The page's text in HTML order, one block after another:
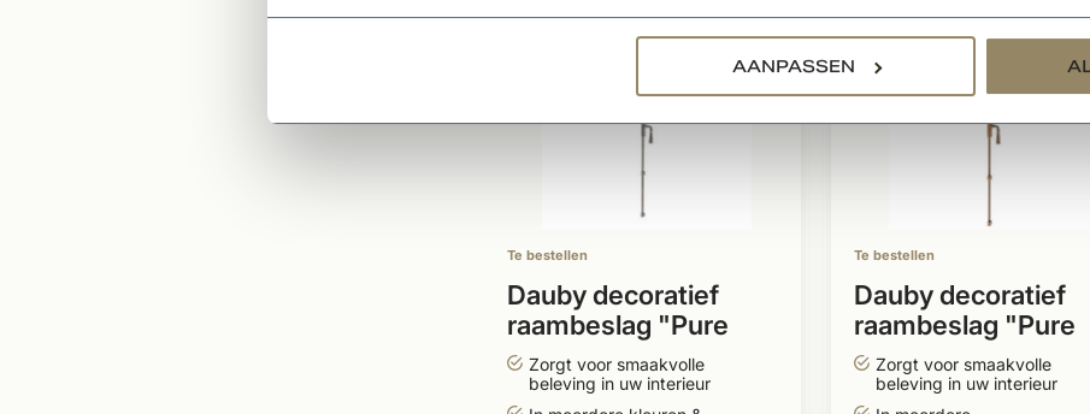
AANPASSEN
Te bestellen
Dauby decoratief
raambeslag "Pure
Line type 1830"
Zorgt voor smaakvolle
beleving in uw interieur
Te bestellen
Dauby decoratief
raambeslag "Pure
Line type 1830"
Zorgt voor smaakvolle
beleving in uw interieur